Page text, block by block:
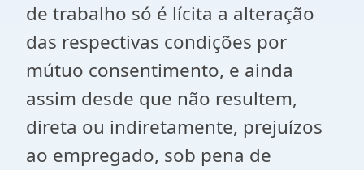
de trabalho só é lícita a alteração
das respectivas condições por
mútuo consentimento, e ainda
assim desde que não resultem,
direta ou indiretamente, prejuízos
ao empregado, sob pena de